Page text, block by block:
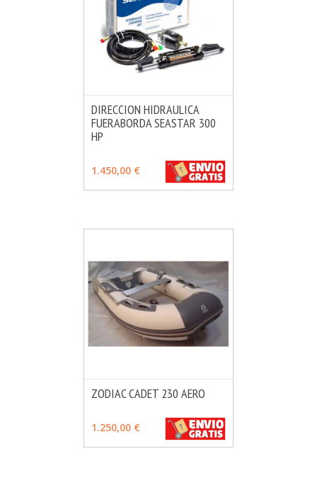
VER OPCIONES MÁS INFO
DIRECCION HIDRAULICA
FUERABORDA SEASTAR 300
HP
1.450,00 €
ZODIAC CADET 230 AERO
1.250,00 €